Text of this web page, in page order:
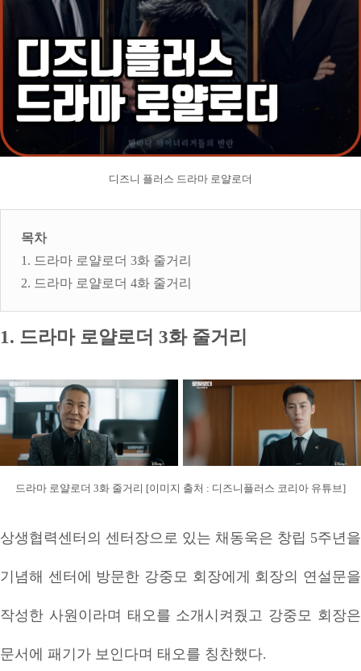
디즈니 플러스 드라마 로얄로더
목차
1. 드라마 로얄로더 3화 줄거리
2. 드라마 로얄로더 4화 줄거리
1. 드라마 로얄로더 3화 줄거리
드라마 로얄로더 3화 줄거리 [이미지 출처 : 디즈니플러스 코리아 유튜브]
상생협력센터의 센터장으로 있는 채동욱은 창립 5주년을
기념해 센터에 방문한 강중모 회장에게 회장의 연설문을
작성한 사원이라며 태오를 소개시켜줬고 강중모 회장은
문서에 패기가 보인다며 태오를 칭찬했다.